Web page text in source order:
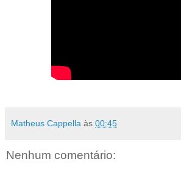
Matheus Cappella às 00:45
Nenhum comentário: